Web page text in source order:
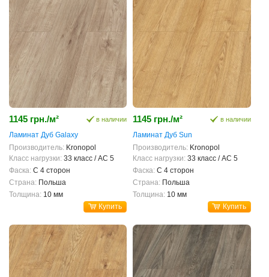
1145 грн./м² в наличии
Ламинат Дуб Galaxy
Производитель: Kronopol
Класс нагрузки: 33 класс / AC 5
Фаска: С 4 сторон
Страна: Польша
Толщина: 10 мм
Купить
1145 грн./м² в наличии
Ламинат Дуб Sun
Производитель: Kronopol
Класс нагрузки: 33 класс / AC 5
Фаска: С 4 сторон
Страна: Польша
Толщина: 10 мм
Купить